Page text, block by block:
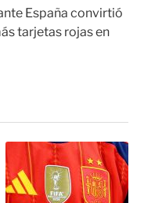
España convirtió
tarjetas rojas en